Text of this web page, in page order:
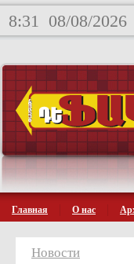
8:31 08/08/2026
Главная О нас
Новости